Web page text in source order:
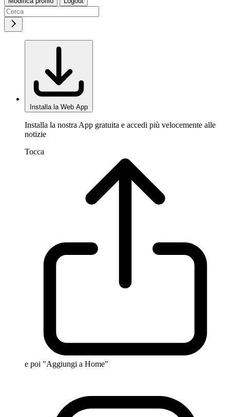
Installa la Web App
Installa la nostra App gratuita e accedi più velocemente alle
notizie
Tocca
e poi "Aggiungi a Home"